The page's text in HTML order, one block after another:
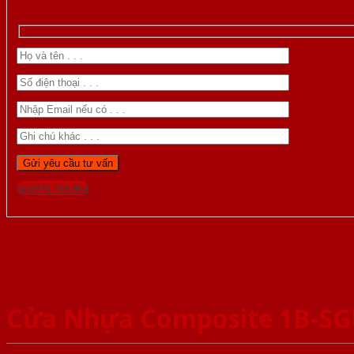
Gọi 0976.169.864
Cửa Nhựa Composite 1B-